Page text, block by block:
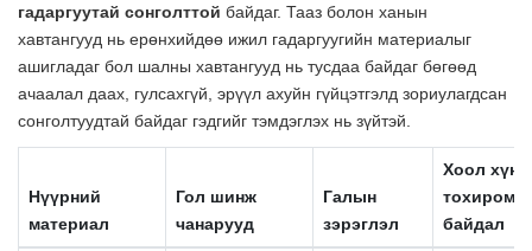
гадаргуутай сонголттой байдаг. Тааз болон ханын
хавтангууд нь ерөнхийдөө ижил гадаргуугийн материалыг
ашигладаг бол шалны хавтангууд нь тусдаа байдаг бөгөөд
ачаалал даах, гулсахгүй, эрүүл ахуйн гүйцэтгэлд зориулагдсан
сонголтуудтай байдаг гэдгийг тэмдэглэх нь зүйтэй.
Нүүрний
материал
Гол шинж
чанарууд
Галын
зэрэглэл
Хоол
байдал